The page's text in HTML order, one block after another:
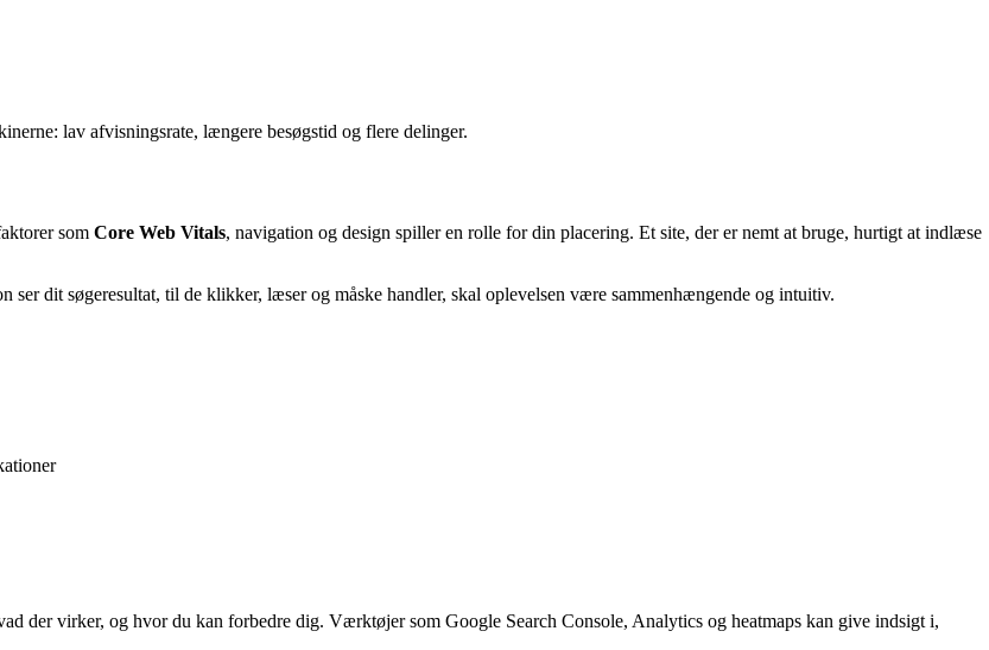
lav afvisningsrate, længere besøgstid og flere delinger.
som Core Web Vitals, navigation og design spiller en rolle for din placering. Et site, der er nemt at bruge, hurtigt at indlæse
ser dit søgeresultat, til de klikker, læser og måske handler, skal oplevelsen være sammenhængende og intuitiv.
der virker, og hvor du kan forbedre dig. Værktøjer som Google Search Console, Analytics og heatmaps kan give indsigt i,